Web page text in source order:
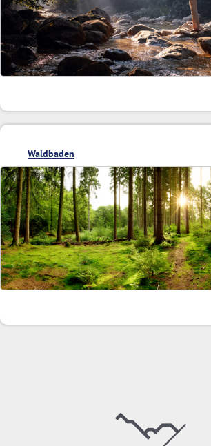
Waldbaden